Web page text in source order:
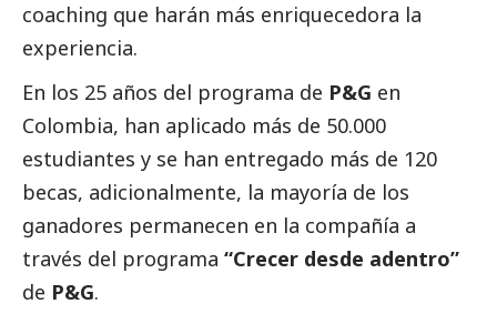
coaching que harán más enriquecedora la
experiencia.
En los 25 años del programa de P&G en
Colombia, han aplicado más de 50.000
estudiantes y se han entregado más de 120
becas, adicionalmente, la mayoría de los
ganadores permanecen en la compañía a
través del programa “Crecer desde adentro”
de P&G.